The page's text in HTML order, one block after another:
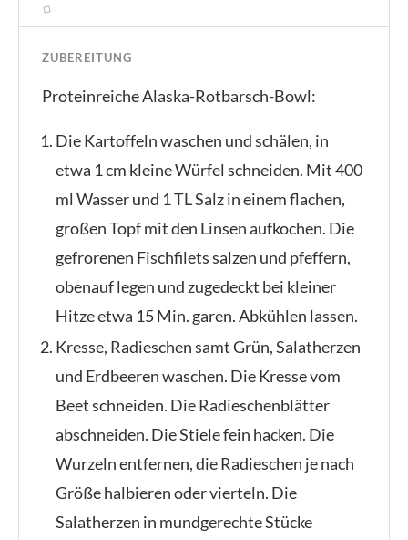
ZUBEREITUNG
Proteinreiche Alaska-Rotbarsch-Bowl:
Die Kartoffeln waschen und schälen, in
etwa 1 cm kleine Würfel schneiden. Mit 400
ml Wasser und 1 TL Salz in einem flachen,
großen Topf mit den Linsen aufkochen. Die
gefrorenen Fischfilets salzen und pfeffern,
obenauf legen und zugedeckt bei kleiner
Hitze etwa 15 Min. garen. Abkühlen lassen.
Kresse, Radieschen samt Grün, Salatherzen
und Erdbeeren waschen. Die Kresse vom
Beet schneiden. Die Radieschenblätter
abschneiden. Die Stiele fein hacken. Die
Wurzeln entfernen, die Radieschen je nach
Größe halbieren oder vierteln. Die
Salatherzen in mundgerechte Stücke